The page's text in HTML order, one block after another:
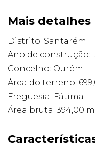
Mais detalhes
Distrito: Santarém
Ano de construção:
Concelho: Ourém
Área do terreno:
Freguesia: Fátima
Área bruta: 394,00